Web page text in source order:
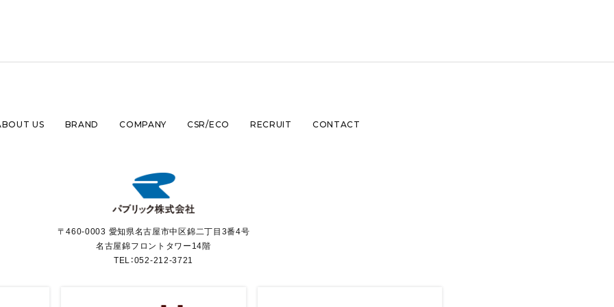
US BRAND COMPANY CSR/ECO RECRUIT CONTACT
〒460-0003 愛知県名古屋市中区錦二丁目3番4号
名古屋錦フロントタワー14階
TEL：052-212-3721